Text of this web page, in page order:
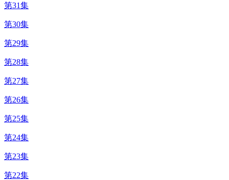
第31集
第30集
第29集
第28集
第27集
第26集
第25集
第24集
第23集
第22集